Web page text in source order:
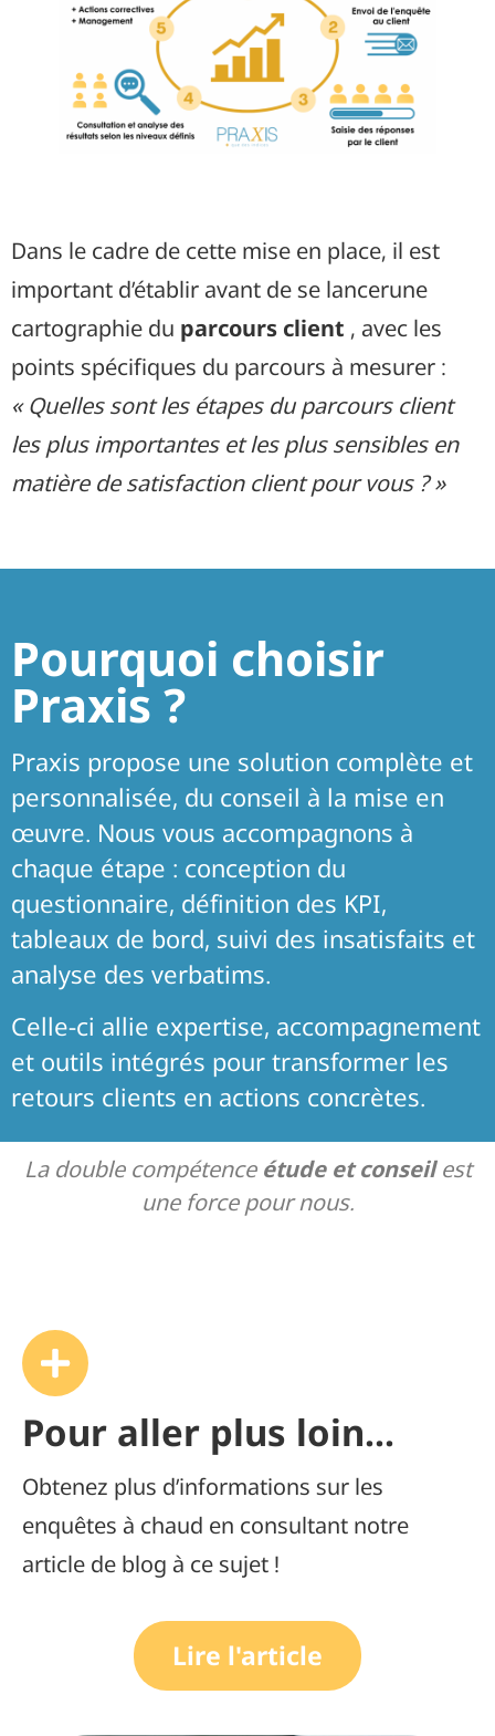
Dans le cadre de cette mise en place, il est
important d’établir avant de se lancerune
cartographie du parcours client , avec les
points spécifiques du parcours à mesurer :
« Quelles sont les étapes du parcours client
les plus importantes et les plus sensibles en
matière de satisfaction client pour vous ? »
Pourquoi choisir
Praxis ?
Praxis propose une solution complète et
personnalisée, du conseil à la mise en
œuvre. Nous vous accompagnons à
chaque étape : conception du
questionnaire, définition des KPI,
tableaux de bord, suivi des insatisfaits et
analyse des verbatims.
Celle-ci allie expertise, accompagnement
et outils intégrés pour transformer les
retours clients en actions concrètes.
La double compétence étude et conseilest
une force pour nous.
Pour aller plus loin...
Obtenez plus d’informations sur les
enquêtes à chaud en consultant notre
article de blog à ce sujet !
Lire l'article